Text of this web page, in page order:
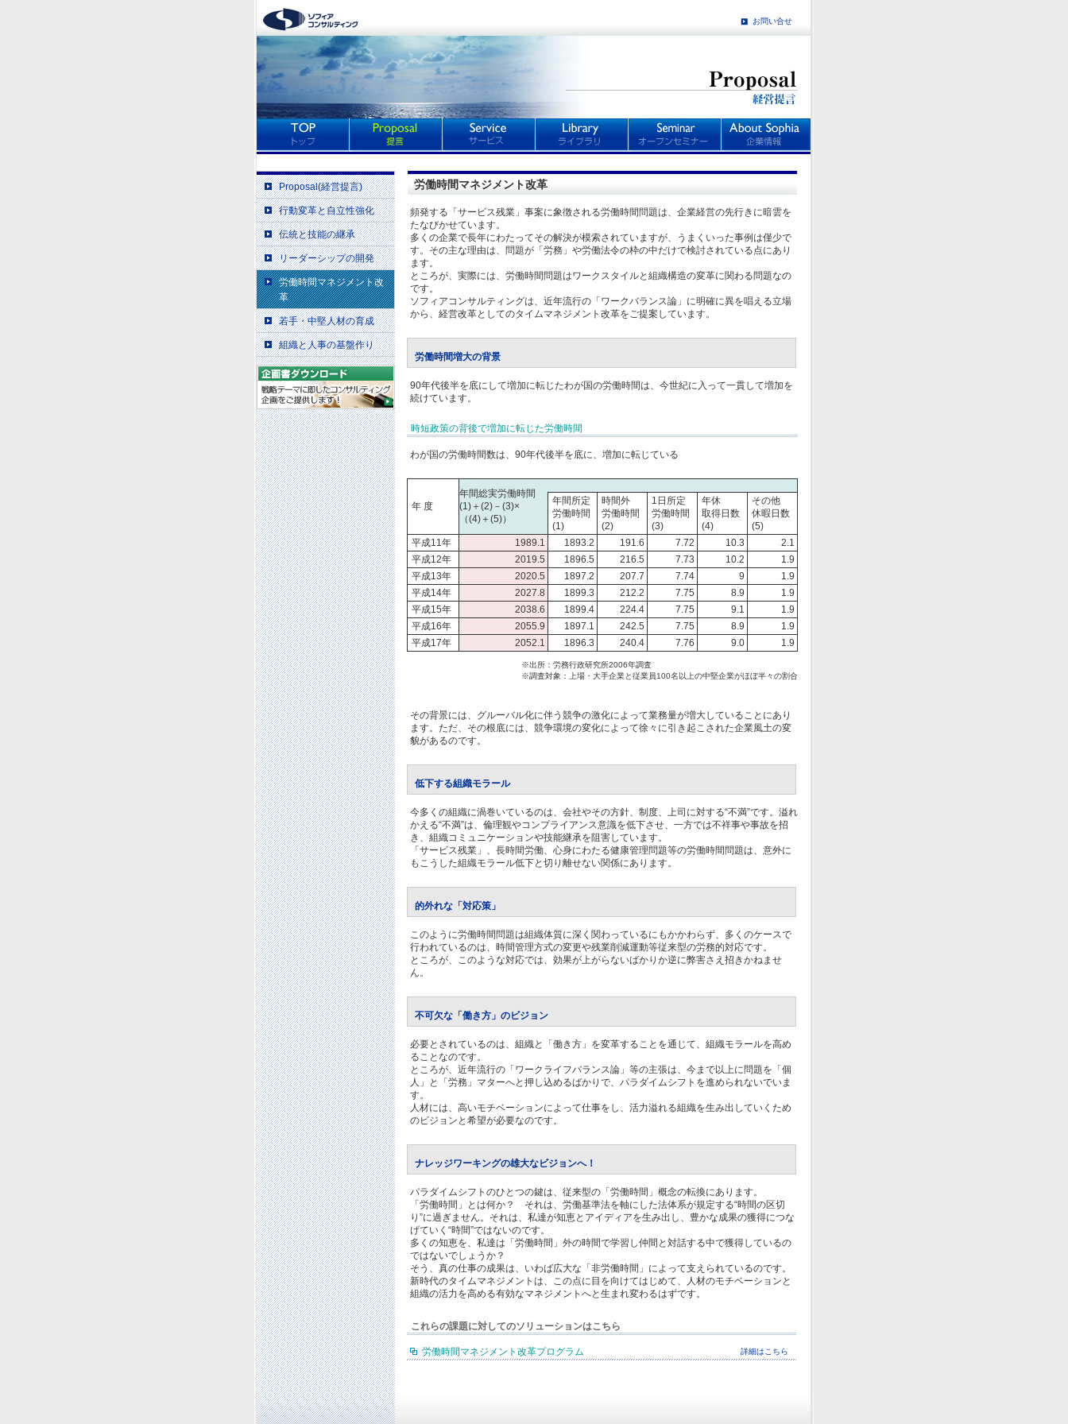
お問い合せ
Proposal(経営提言)
行動変革と自立性強化
伝統と技能の継承
リーダーシップの開発
労働時間マネジメント改
革
若手・中堅人材の育成
組織と人事の基盤作り
労働時間マネジメント改革
頻発する「サービス残業」事案に象徴される労働時間問題は、企業経営の先行きに暗雲を
たなびかせています。
多くの企業で長年にわたってその解決が模索されていますが、うまくいった事例は僅少で
す。その主な理由は、問題が「労務」や労働法令の枠の中だけで検討されている点にあり
ます。
ところが、実際には、労働時間問題はワークスタイルと組織構造の変革に関わる問題なの
です。
ソフィアコンサルティングは、近年流行の「ワークバランス論」に明確に異を唱える立場
から、経営改革としてのタイムマネジメント改革をご提案しています。
労働時間増大の背景
90年代後半を底にして増加に転じたわが国の労働時間は、今世紀に入って一貫して増加を
続けています。
時短政策の背後で増加に転じた労働時間
わが国の労働時間数は、90年代後半を底に、増加に転じている
年 度
年間総実労働時間
(1)＋(2)－(3)×
（(4)＋(5)）
年間所定
労働時間
(1)
時間外
労働時間
(2)
1日所定
労働時間
(3)
年休
取得日数
(4)
その他
休暇日数
(5)
平成11年
1989.1 1893.2 191.6 7.72 10.3
2.1
平成12年
2019.5 1896.5 216.5 7.73 10.2
1.9
平成13年
2020.5 1897.2 207.7 7.74 9
1.9
平成14年
2027.8 1899.3 212.2 7.75 8.9
1.9
平成15年
2038.6 1899.4 224.4 7.75 9.1
1.9
平成16年
2055.9 1897.1 242.5 7.75 8.9
1.9
平成17年
2052.1 1896.3 240.4 7.76 9.0 1.9
※出所：労務行政研究所2006年調査
※調査対象：上場・大手企業と従業員100名以上の中堅企業がほぼ半々の割合
その背景には、グルーバル化に伴う競争の激化によって業務量が増大していることにあり
ます。ただ、その根底には、競争環境の変化によって徐々に引き起こされた企業風土の変
貌があるのです。
低下する組織モラール
今多くの組織に渦巻いているのは、会社やその方針、制度、上司に対する“不満”です。溢れ
かえる“不満”は、倫理観やコンプライアンス意識を低下させ、一方では不祥事や事故を招
き、組織コミュニケーションや技能継承を阻害しています。
「サービス残業」、長時間労働、心身にわたる健康管理問題等の労働時間問題は、意外に
もこうした組織モラール低下と切り離せない関係にあります。
的外れな「対応策」
このように労働時間問題は組織体質に深く関わっているにもかかわらず、多くのケースで
行われているのは、時間管理方式の変更や残業削減運動等従来型の労務的対応です。
ところが、このような対応では、効果が上がらないばかりか逆に弊害さえ招きかねませ
ん。
不可欠な「働き方」のビジョン
必要とされているのは、組織と「働き方」を変革することを通じて、組織モラールを高め
ることなのです。
ところが、近年流行の「ワークライフバランス論」等の主張は、今まで以上に問題を「個
人」と「労務」マターへと押し込めるばかりで、パラダイムシフトを進められないでいま
す。
人材には、高いモチベーションによって仕事をし、活力溢れる組織を生み出していくため
のビジョンと希望が必要なのです。
ナレッジワーキングの雄大なビジョンへ！
パラダイムシフトのひとつの鍵は、従来型の「労働時間」概念の転換にあります。
「労働時間」とは何か？ それは、労働基準法を軸にした法体系が規定する“時間の区切
り”に過ぎません。それは、私達が知恵とアイディアを生み出し、豊かな成果の獲得につな
げていく“時間”ではないのです。
多くの知恵を、私達は「労働時間」外の時間で学習し仲間と対話する中で獲得しているの
ではないでしょうか？
そう、真の仕事の成果は、いわば広大な「非労働時間」によって支えられているのです。
新時代のタイムマネジメントは、この点に目を向けてはじめて、人材のモチベーションと
組織の活力を高める有効なマネジメントへと生まれ変わるはずです。
これらの課題に対してのソリューションはこちら
労働時間マネジメント改革プログラム 詳細はこちら